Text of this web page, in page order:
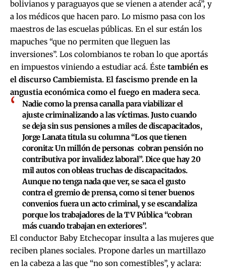
bolivianos y paraguayos que se vienen a atender acá”, y
a los médicos que hacen paro. Lo mismo pasa con los
maestros de las escuelas públicas. En el sur están los
mapuches “que no permiten que lleguen las
inversiones”. Los colombianos te roban lo que aportás
en impuestos viniendo a estudiar acá. Éste también es
el discurso Cambiemista. El fascismo prende en la
angustia económica como el fuego en madera seca.
Nadie como la prensa canalla para viabilizar el
ajuste criminalizando a las víctimas. Justo cuando
se deja sin sus pensiones a miles de discapacitados,
Jorge Lanata titula su columna “Los que tienen
coronita: Un millón de personas cobran pensión no
contributiva por invalidez laboral”. Dice que hay 20
mil autos con obleas truchas de discapacitados.
Aunque no tenga nada que ver, se saca el gusto
contra el gremio de prensa, como si tener buenos
convenios fuera un acto criminal, y se escandaliza
porque los trabajadores de la TV Pública “cobran
más cuando trabajan en exteriores”.
El conductor Baby Etchecopar insulta a las mujeres que
reciben planes sociales. Propone darles un martillazo
en la cabeza a las que “no son comestibles”, y aclara: